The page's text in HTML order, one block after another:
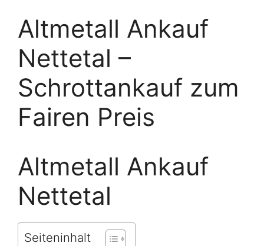
Altmetall Ankauf
Nettetal –
Schrottankauf zum
Fairen Preis
Altmetall Ankauf
Nettetal
Seiteninhalt